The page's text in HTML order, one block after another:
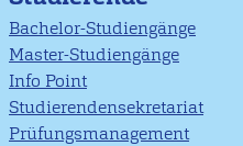
Bachelor-Studiengänge
Master-Studiengänge
Info Point
Studierendensekretariat
Prüfungsmanagement